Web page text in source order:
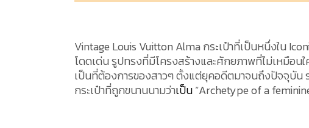
Vintage Louis Vuitton Alma กระเป๋าที่เป็นหนึ่งใน
โดดเด่น รูปทรงที่มีโครงสร้างและศักยภาพที่ไม่เหมือน
เป็นที่ต้องการของสาวๆ ตั้งแต่ยุคอดีตมาจนถึงปัจจุบั
กระเป๋าที่ถูกขนานนามว่าเป็น“Archetype of a